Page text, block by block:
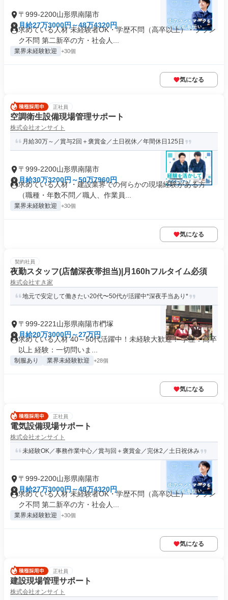
〒999-2200山形県南陽市
月給27万3000円～48万4320円
求めている人材 未経験者OK・学歴不問（高卒以上）・ブラン
ク不問 第二新卒の方・社会人...
業界未経験歓迎 +30個
気になる
正社員
空調衛生設備現場管理サポート
株式会社オンサイト
月給30万～／賞与2回＋褒賞金／土日祝休／年間休日125日
〒999-2200山形県南陽市
月給30万3200円～50万7960円
求めている人材 ・建設業界での何らかの現場経験がある方
（職種・年数不問／職人、作業員...
業界未経験歓迎 +30個
気になる
契約社員
夜勤スタッフ(店舗深夜帯担当)|月160hフルタイム必須
株式会社すき家
地元で安定して働きたい20代〜50代が活躍中*深夜手当あり*
〒999-2221山形県南陽市椚塚
月給20万3000円～27万円
求めている人材 40～50代活躍中！未経験大歓迎！ 学歴：高卒
以上 経験：一切問いま...
制服あり 業界未経験歓迎 +28個
気になる
正社員
電気設備現場サポート
株式会社オンサイト
未経験OK／事務作業中心／賞与回＋褒賞金／完休2／土日祝休み
〒999-2200山形県南陽市
月給27万3000円～48万4320円
求めている人材 未経験者OK・学歴不問（高卒以上）・ブラン
ク不問 第二新卒の方・社会人...
業界未経験歓迎 +30個
気になる
正社員
建設現場管理サポート
株式会社オンサイト